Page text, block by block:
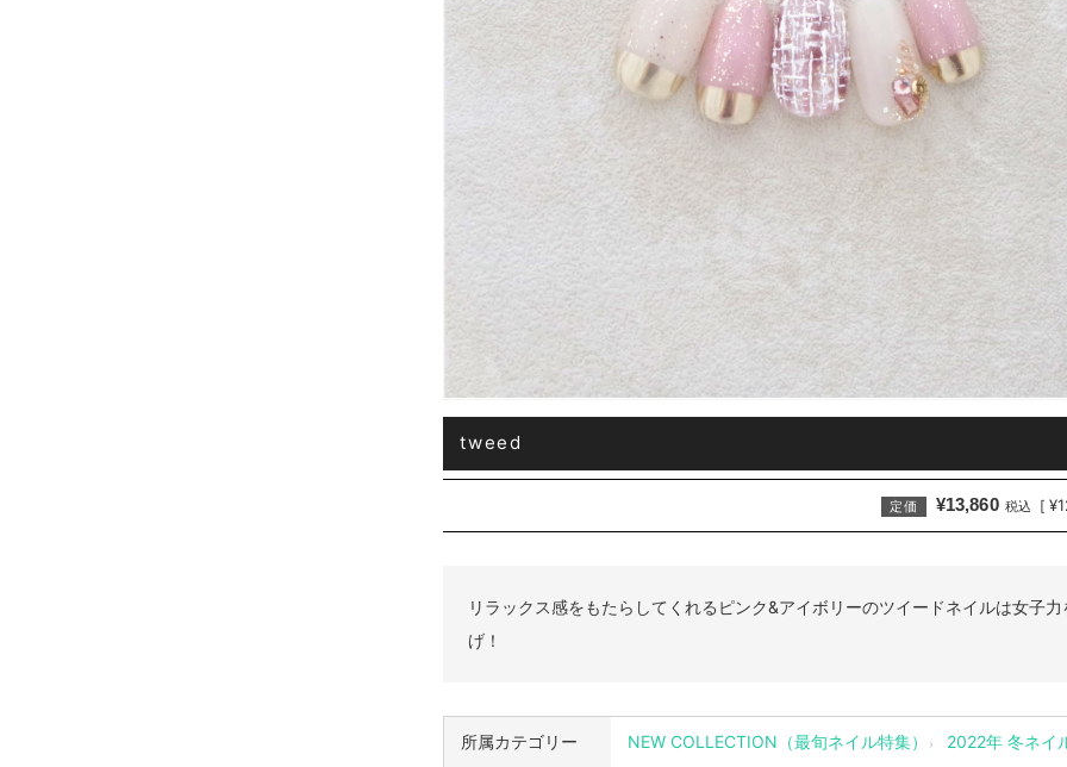
tweed
定価 ¥13,860 税込 [
リラックス感をもたらしてくれるピンク&アイボリーのツイードネイルは女子力
げ！
所属カテゴリー NEW COLLECTION（最旬ネイル特集） 2022年 冬ネイ